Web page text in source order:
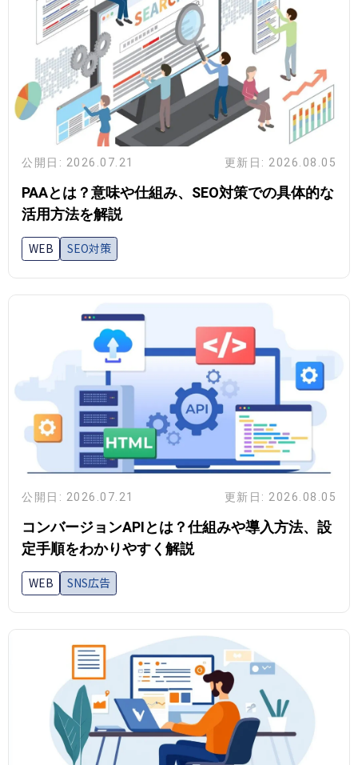
公開日: 2026.07.21 更新日: 2026.08.05
PAAとは？意味や仕組み、SEO対策での具体的な
活用方法を解説
WEB SEO対策
公開日: 2026.07.21 更新日: 2026.08.05
コンバージョンAPIとは？仕組みや導入方法、設
定手順をわかりやすく解説
WEB SNS広告